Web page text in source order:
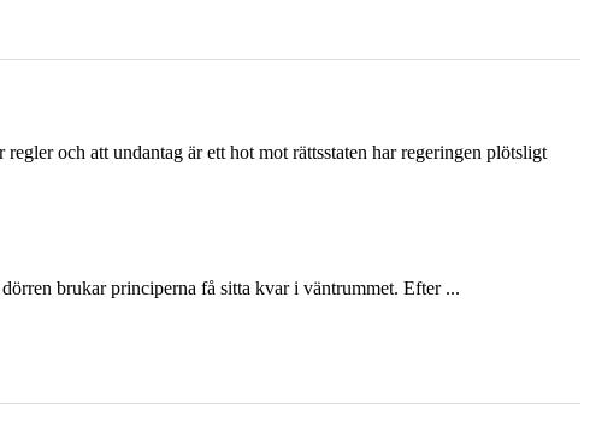
och att undantag är ett hot mot rättsstaten har regeringen plötsligt
brukar principerna få sitta kvar i väntrummet. Efter ...